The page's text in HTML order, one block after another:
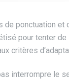
ponctuation et
pour tenter
critères
interrompre le